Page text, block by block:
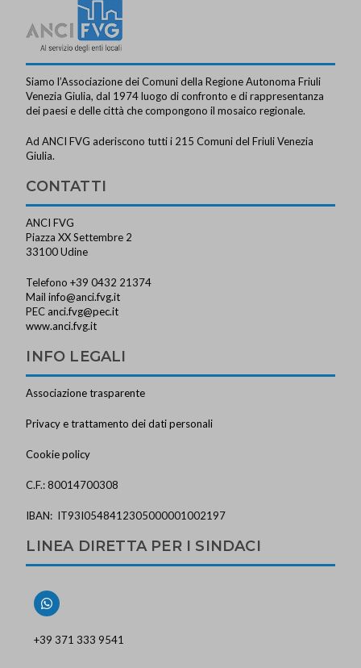
Siamo l’Associazione dei Comuni della Regione Autonoma Friuli
Venezia Giulia, dal 1974 luogo di confronto e di rappresentanza
dei paesi e delle città che compongono il mosaico regionale.
Ad ANCI FVG aderiscono tutti i 215 Comuni del Friuli Venezia
Giulia.
CONTATTI
ANCI FVG
Piazza XX Settembre 2
33100 Udine
Telefono +39 0432 21374
Mailinfo@anci.fvg.it
PEC anci.fvg@pec.it
www.anci.fvg.it
INFO LEGALI
Associazione trasparente
Privacy e trattamento dei dati personali
Cookie policy
C.F.: 80014700308
IBAN: IT93I0548412305000001002197
LINEA DIRETTA PER I SINDACI
+39 371 333 9541